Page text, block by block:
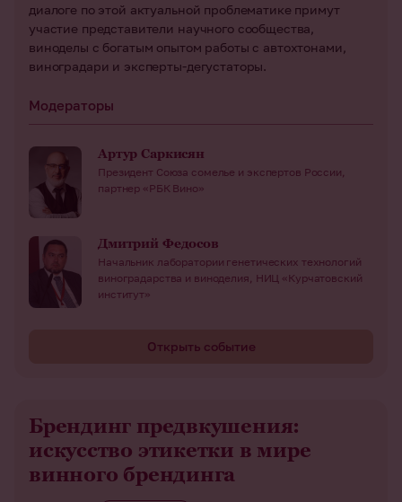
диалоге по этой актуальной проблематике примут
участие представители научного сообщества,
виноделы с богатым опытом работы с автохтонами,
виноградари и эксперты-дегустаторы.
Модераторы
Артур Саркисян
Президент Союза сомелье и экспертов России,
партнер «РБК Вино»
Дмитрий Федосов
Начальник лаборатории генетических технологий
виноградарства и виноделия, НИЦ «Курчатовский
институт»
Открыть событие
Брендинг предвкушения:
искусство этикетки в мире
винного брендинга